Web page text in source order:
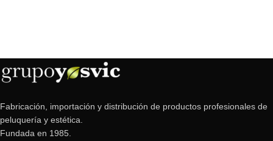
Fabricación, importación y distribución de productos profesionales de
peluquería y estética.
Fundada en 1985.